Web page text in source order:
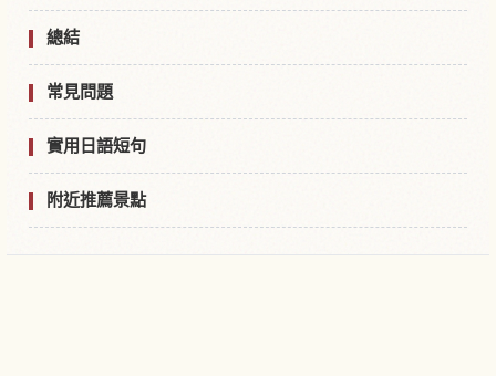
總結
常見問題
實用日語短句
附近推薦景點